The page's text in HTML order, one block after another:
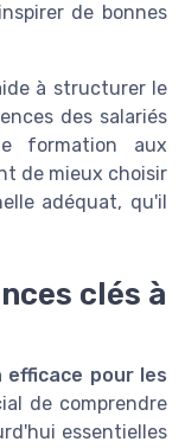
de bonnes
à structurer le
des salariés
formation aux
de mieux choisir
adéquat, qu'il
clés à
pour les
de comprendre
essentielles